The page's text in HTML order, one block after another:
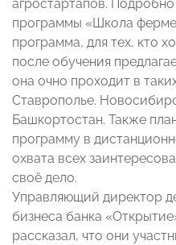
агростартапов.
программы «Школа
программа, для тех, кто
после обучения
она очно проходит в
Ставрополье.
Башкортостан. Также
программу в
охвата всех
своё дело.
Управляющий директор
бизнеса банка
рассказал, что они